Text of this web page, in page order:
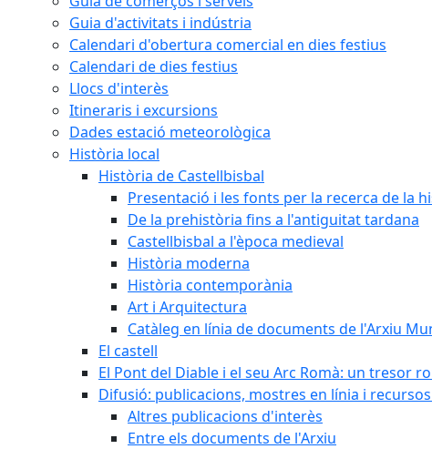
Guia d'activitats i indústria
Calendari d'obertura comercial en dies festius
Calendari de dies festius
Llocs d'interès
Itineraris i excursions
Dades estació meteorològica
Història local
Història de Castellbisbal
Presentació i les fonts per la recerca de la
De la prehistòria fins a l'antiguitat tardana
Castellbisbal a l'època medieval
Història moderna
Història contemporània
Art i Arquitectura
Catàleg en línia de documents de l'Arxiu
El castell
El Pont del Diable i el seu Arc Romà: un tresor
Difusió: publicacions, mostres en línia i
Altres publicacions d'interès
Entre els documents de l'Arxiu